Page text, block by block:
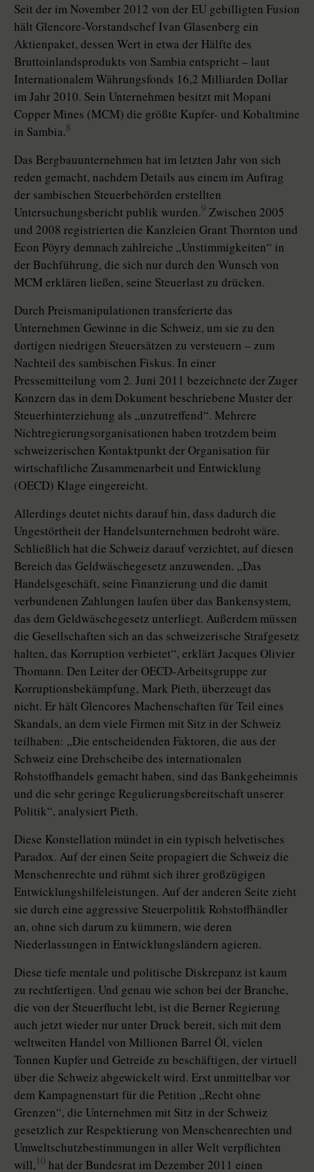
Seit der im November 2012 von der EU gebilligten Fusion
hält Glencore-Vorstandschef Ivan Glasenberg ein
Aktienpaket, dessen Wert in etwa der Hälfte des
Bruttoinlandsprodukts von Sambia entspricht – laut
Internationalem Währungsfonds 16,2 Milliarden Dollar
im Jahr 2010. Sein Unternehmen besitzt mit Mopani
Copper Mines (MCM) die größte Kupfer- und Kobaltmine
in Sambia.8
Das Bergbauunternehmen hat im letzten Jahr von sich
reden gemacht, nachdem Details aus einem im Auftrag
der sambischen Steuerbehörden erstellten
Untersuchungsbericht publik wurden.9 Zwischen 2005
und 2008 registrierten die Kanzleien Grant Thornton und
Econ Pöyry demnach zahlreiche „Unstimmigkeiten“ in
der Buchführung, die sich nur durch den Wunsch von
MCM erklären ließen, seine Steuerlast zu drücken.
Durch Preismanipulationen transferierte das
Unternehmen Gewinne in die Schweiz, um sie zu den
dortigen niedrigen Steuersätzen zu versteuern – zum
Nachteil des sambischen Fiskus. In einer
Pressemitteilung vom 2. Juni 2011 bezeichnete der Zuger
Konzern das in dem Dokument beschriebene Muster der
Steuerhinterziehung als „unzutreffend“. Mehrere
Nichtregierungsorganisationen haben trotzdem beim
schweizerischen Kontaktpunkt der Organisation für
wirtschaftliche Zusammenarbeit und Entwicklung
(OECD) Klage eingereicht.
Allerdings deutet nichts darauf hin, dass dadurch die
Ungestörtheit der Handelsunternehmen bedroht wäre.
Schließlich hat die Schweiz darauf verzichtet, auf diesen
Bereich das Geldwäschegesetz anzuwenden. „Das
Handelsgeschäft, seine Finanzierung und die damit
verbundenen Zahlungen laufen über das Bankensystem,
das dem Geldwäschegesetz unterliegt. Außerdem müssen
die Gesellschaften sich an das schweizerische Strafgesetz
halten, das Korruption verbietet“, erklärt Jacques Olivier
Thomann. Den Leiter der OECD-Arbeitsgruppe zur
Korruptionsbekämpfung, Mark Pieth, überzeugt das
nicht. Er hält Glencores Machenschaften für Teil eines
Skandals, an dem viele Firmen mit Sitz in der Schweiz
teilhaben: „Die entscheidenden Faktoren, die aus der
Schweiz eine Drehscheibe des internationalen
Rohstoffhandels gemacht haben, sind das Bankgeheimnis
und die sehr geringe Regulierungsbereitschaft unserer
Politik“, analysiert Pieth.
Diese Konstellation mündet in ein typisch helvetisches
Paradox. Auf der einen Seite propagiert die Schweiz die
Menschenrechte und rühmt sich ihrer großzügigen
Entwicklungshilfeleistungen. Auf der anderen Seite zieht
sie durch eine aggressive Steuerpolitik Rohstoffhändler
an, ohne sich darum zu kümmern, wie deren
Niederlassungen in Entwicklungsländern agieren.
Diese tiefe mentale und politische Diskrepanz ist kaum
zu rechtfertigen. Und genau wie schon bei der Branche,
die von der Steuerflucht lebt, ist die Berner Regierung
auch jetzt wieder nur unter Druck bereit, sich mit dem
weltweiten Handel von Millionen Barrel Öl, vielen
Tonnen Kupfer und Getreide zu beschäftigen, der virtuell
über die Schweiz abgewickelt wird. Erst unmittelbar vor
dem Kampagnenstart für die Petition „Recht ohne
Grenzen“, die Unternehmen mit Sitz in der Schweiz
gesetzlich zur Respektierung von Menschenrechten und
Umweltschutzbestimmungen in aller Welt verpflichten
will, 10 hat der Bundesrat im Dezember 2011 einen